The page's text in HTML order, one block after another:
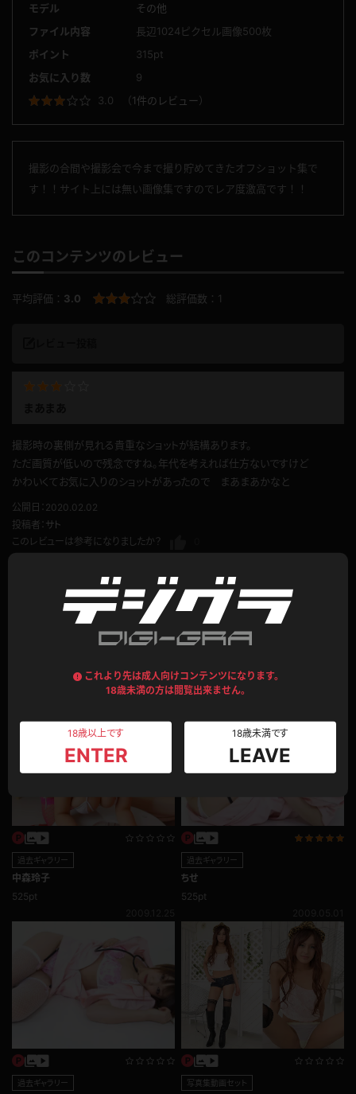
これより先は成人向けコンテンツになります。
18歳未満の方は閲覧出来ません。
18歳以上です
ENTER
18歳未満です
LEAVE
モデル
その他
ファイル内容
長辺1024ピクセル画像500枚
ポイント
315pt
お気に入り数
9
3.0
（1件のレビュー）
撮影の合間や撮影会で今まで撮り貯めてきたオフショット集で
す！！サイト上には無い画像集ですのでレア度激高です！！
このコンテンツのレビュー
平均評価： 3.0 総評価数： 1
撮影時の裏側が見れる貴重なショットが結構あります。
ただ画質が低いので残念ですね。年代を考えれば仕方ないですけど
かわいくてお気に入りのショットがあったので まあまあかなと
公開日：2020.02.02
投稿者： サト
このレビューは参考になりましたか？
1
このモデルの別のコンテンツ
過去ギャラリー
中森玲子
525pt
過去ギャラリー
ちせ
525pt
過去ギャラリー 写真集動画セット